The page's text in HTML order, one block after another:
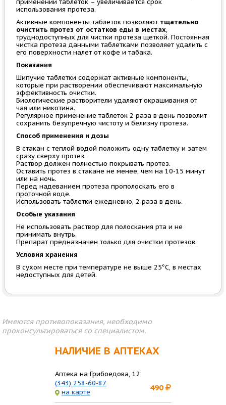
использования протеза.
Активные компоненты таблеток позволяют тщательно
очистить протез от остатков еды в местах,
труднодоступных для чистки протеза щеткой. Постоянная
чистка протеза данными таблетками позволяет удалить с
его поверхности налет от кофе и табака.
Показания
Шипучие таблетки содержат активные компоненты,
которые при растворении обеспечивают максимальную
эффективность очистки.
Биологические растворители удаляют окрашивания от
чая или никотина.
Регулярное применение таблеток 2 раза в день позволит
сохранить безупречную чистоту и белизну протеза.
Способ применения и дозы
В стакан с теплой водой положить одну таблетку и затем
сразу сверху протез.
Раствор должен полностью покрывать протез.
Оставить протез в стакане не менее, чем на 10-15 минут
или на ночь.
Перед надеванием протеза прополоскать его в
проточной воде.
Использовать таблетки ежедневно, 2 раза в день.
Особые указания
Не использовать раствор для полоскания рта и не
принимать внутрь.
Препарат предназначен только для очистки протезов.
Условия хранения
В сухом месте при температуре не выше 25°С, в местах
недоступных для детей.
Имеются противопоказания, необходимо
проконсультироваться со специалистом.
НАЛИЧИЕ В АПТЕКАХ
Аптека на Грибоедова, 12
(343) 258-60-87
на карте
490